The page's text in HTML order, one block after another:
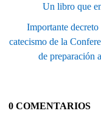
Un libro que
Importante
catecismo de la
de preparación
0 COMENTARIOS